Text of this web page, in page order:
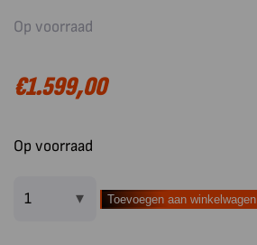
Op voorraad
€1.599,00
Op voorraad
Artola
Toevoegen aan winkelwagen